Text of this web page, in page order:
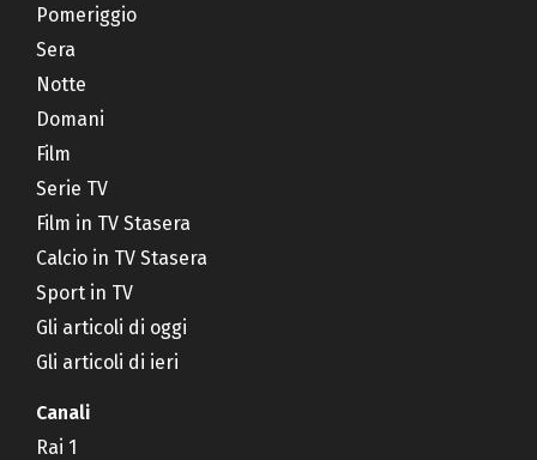
Pomeriggio
Sera
Notte
Domani
Film
Serie TV
Film in TV Stasera
Calcio in TV Stasera
Sport in TV
Gli articoli di oggi
Gli articoli di ieri
Canali
Rai 1